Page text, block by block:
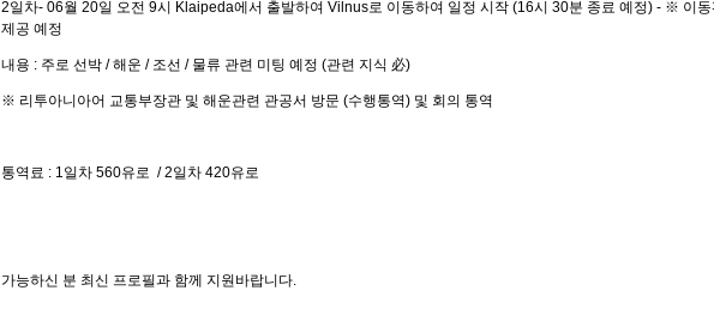
2일차- 06월 20일 오전 9시 Klaipeda에서 출발하여 Vilnus로 이동하여 일정 시작 (16시 30분 종료 예정) - ※ 이
제공 예정
내용 : 주로 선박 / 해운 / 조선 / 물류 관련 미팅 예정 (관련 지식 必)
※ 리투아니아어 교통부장관 및 해운관련 관공서 방문 (수행통역) 및 회의 통역
통역료 : 1일차 560유로 / 2일차 420유로
가능하신 분 최신 프로필과 함께 지원바랍니다.